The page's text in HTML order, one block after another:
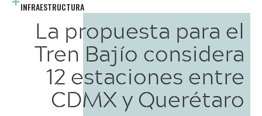
INFRAESTRUCTURA
La propuesta para el
Tren Bajío considera
12 estaciones entre
CDMX y Querétaro